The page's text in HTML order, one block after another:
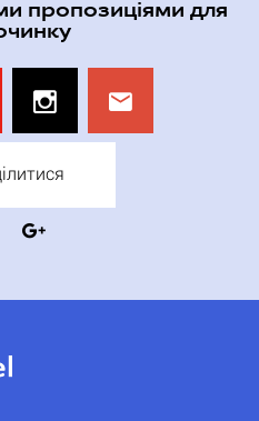
пропозиціями для